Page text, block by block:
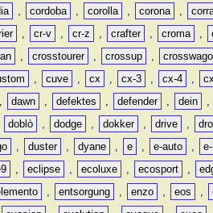
, cordoba , corolla , corona ,
, cr-v , cr-z , crafter , croma ,
, crosstourer , crossup ,
, cuve , cx , cx-3 , cx-4 ,
, dawn , defektes , defender , dein ,
doblò , dodge , dokker , drive ,
, duster , dyane , e , e-auto ,
, eclipse , ecoluxe , ecosport ,
, entsorgung , enzo , eos ,